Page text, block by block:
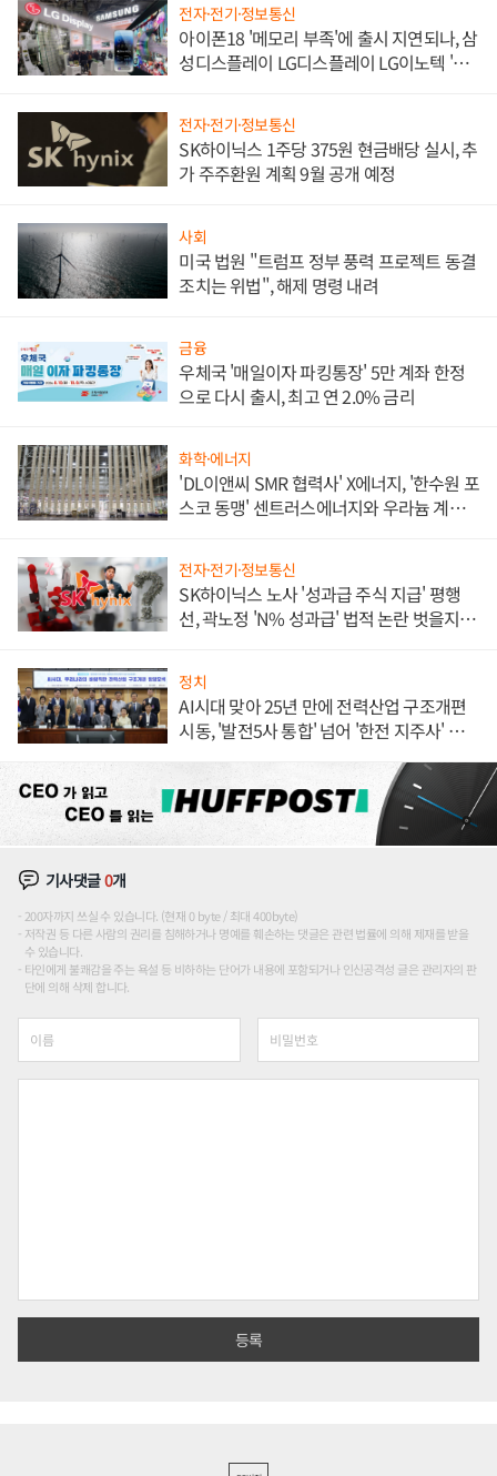
전자·전기·정보통신
아이폰18 '메모리 부족'에 출시 지연되나, 삼
성디스플레이 LG디스플레이 LG이노텍 '탈
전자·전기·정보통신
SK하이닉스 1주당 375원 현금배당 실시, 추
가 주주환원 계획 9월 공개 예정
사회
미국 법원 "트럼프 정부 풍력 프로젝트 동결
조치는 위법", 해제 명령 내려
금융
우체국 '매일이자 파킹통장' 5만 계좌 한정
으로 다시 출시, 최고 연 2.0% 금리
화학·에너지
'DL이앤씨 SMR 협력사' X에너지, '한수원 포
스코 동맹' 센트러스에너지와 우라늄 계약
전자·전기·정보통신
SK하이닉스 노사 '성과급 주식 지급' 평행
선, 곽노정 'N% 성과급' 법적 논란 벗을지 주
정치
AI시대 맞아 25년 만에 전력산업 구조개편
시동, '발전5사 통합' 넘어 '한전 지주사' 재편
기사댓글0개
200자까지 쓰실 수 있습니다. (현재 0 byte / 최대 400byte)
저작권 등 다른 사람의 권리를 침해하거나 명예를 훼손하는 댓글은 관련 법률에 의해 제재를 받을
수 있습니다.
타인에게 불쾌감을 주는 욕설 등 비하하는 단어가 내용에 포함되거나 인신공격성 글은 관리자의 판
단에 의해 삭제 합니다.